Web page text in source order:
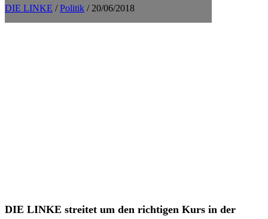
DIE LINKE /Politik / 20/06/2018
DIE LINKE streitet um den richtigen Kurs in der